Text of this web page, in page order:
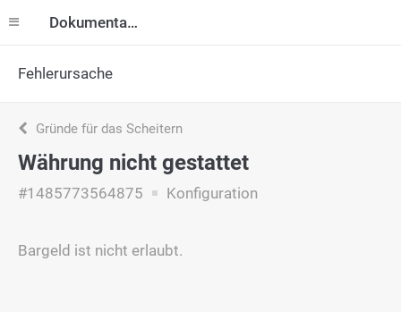
Dokumentation
Fehlerursache
Gründe für das Scheitern
Währung nicht gestattet
#1485773564875 Konfiguration
Bargeld ist nicht erlaubt.